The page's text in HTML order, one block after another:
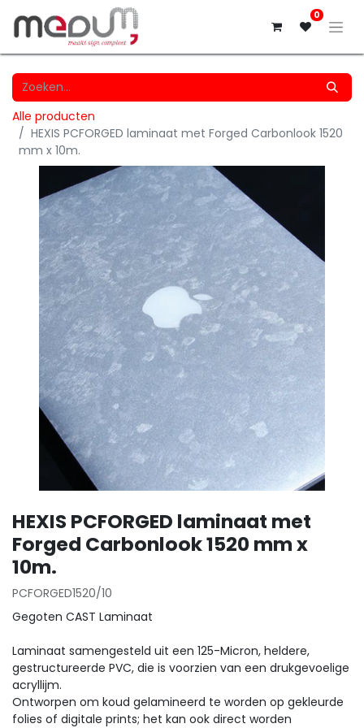
0
Alle producten
HEXIS PCFORGED laminaat met Forged Carbonlook 1520
mm x 10m.
HEXIS PCFORGED laminaat met
Forged Carbonlook 1520 mm x
10m.
PCFORGED1520/10
Gegoten CAST Laminaat
Laminaat samengesteld uit een 125-Micron, heldere,
gestructureerde PVC, die is voorzien van een drukgevoelige
acryllijm.
Ontworpen om koud gelamineerd te worden op gekleurde
folies of digitale prints; het kan ook direct worden